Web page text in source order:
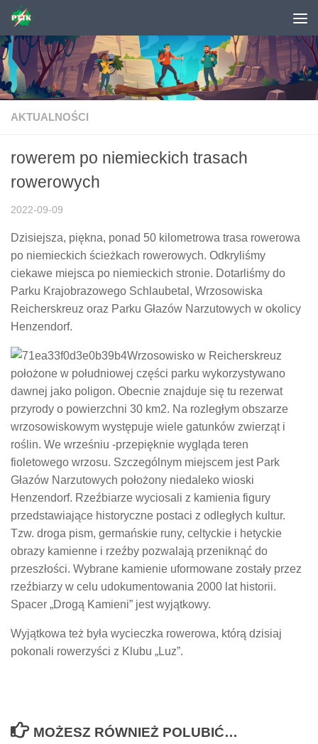
Skip to content
AKTUALNOŚCI
rowerem po niemieckich trasach
rowerowych
2022-09-09
Dzisiejsza, piękna, ponad 50 kilometrowa trasa rowerowa
po niemieckich ścieżkach rowerowych. Odkryliśmy
ciekawe miejsca po niemieckich stronie. Dotarliśmy do
Parku Krajobrazowego Schlaubetal, Wrzosowiska
Reicherskreuz oraz Parku Głazów Narzutowych w okolicy
Henzendorf.
Wrzosowisko w Reicherskreuz
położone w południowej części parku wykorzystywano
dawnej jako poligon. Obecnie znajduje się tu rezerwat
przyrody o powierzchni 30 km2. Na rozległym obszarze
wrzosowiskowym występuje wiele gatunków zwierząt i
roślin. We wrześniu -przepięknie wygląda teren
fioletowego wrzosu. Szczególnym miejscem jest Park
Głazów Narzutowych położony niedaleko wioski
Henzendorf. Rzeźbiarze wyciosali z kamienia figury
przedstawiające historyczne postaci z odległych kultur.
Tzw. droga pism, germańskie runy, celtyckie i hetyckie
obrazy kamienne i rzeźby pozwalają przeniknąć do
przeszłości. Wybrane kamienie uformowane zostały przez
rzeźbiarzy w celu udokumentowania 2000 lat historii.
Spacer „Drogą Kamieni” jest wyjątkowy.
Wyjątkowa też była wycieczka rowerowa, którą dzisiaj
pokonali rowerzyści z Klubu „Luz”.
MOŻESZ RÓWNIEŻ POLUBIĆ…